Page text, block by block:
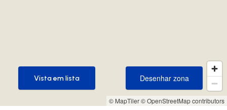
© MapTiler© OpenStreetMap contributors
Desenhar zona
Desenhar zona
Vista em lista
Vista em lista